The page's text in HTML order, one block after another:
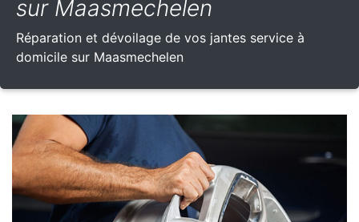
sur Maasmechelen
Réparation et dévoilage de vos jantes service à
domicile sur Maasmechelen